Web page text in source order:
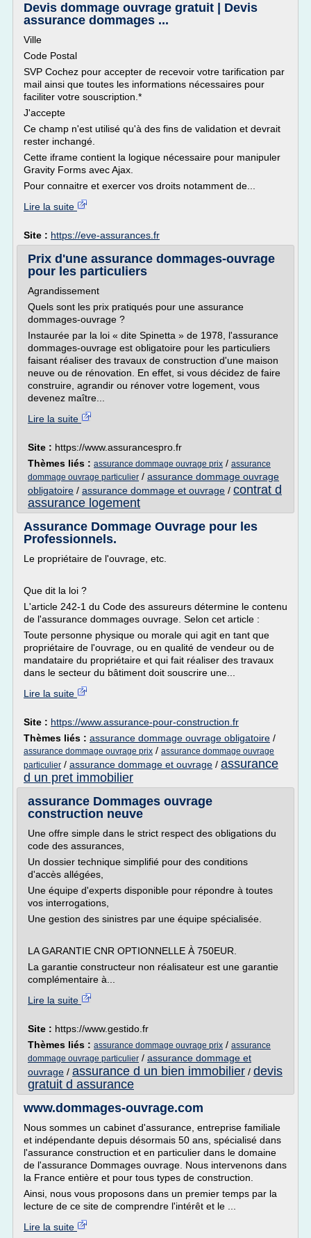
Devis dommage ouvrage gratuit | Devis
assurance dommages ...
Ville
Code Postal
SVP Cochez pour accepter de recevoir votre tarification par
mail ainsi que toutes les informations nécessaires pour
faciliter votre souscription.*
J'accepte
Ce champ n'est utilisé qu'à des fins de validation et devrait
rester inchangé.
Cette iframe contient la logique nécessaire pour manipuler
Gravity Forms avec Ajax.
Pour connaitre et exercer vos droits notamment de...
Lire la suite
Site : https://eve-assurances.fr
Prix d'une assurance dommages-ouvrage
pour les particuliers
Agrandissement
Quels sont les prix pratiqués pour une assurance
dommages-ouvrage ?
Instaurée par la loi « dite Spinetta » de 1978, l'assurance
dommages-ouvrage est obligatoire pour les particuliers
faisant réaliser des travaux de construction d'une maison
neuve ou de rénovation. En effet, si vous décidez de faire
construire, agrandir ou rénover votre logement, vous
devenez maître...
Lire la suite
Site : https://www.assurancespro.fr
Thèmes liés : assurance dommage ouvrage prix / assurance
dommage ouvrage particulier / assurance dommage ouvrage
obligatoire / assurance dommage et ouvrage / contrat d
assurance logement
Assurance Dommage Ouvrage pour les
Professionnels.
Le propriétaire de l'ouvrage, etc.
Que dit la loi ?
L'article 242-1 du Code des assureurs détermine le contenu
de l'assurance dommages ouvrage. Selon cet article :
Toute personne physique ou morale qui agit en tant que
propriétaire de l'ouvrage, ou en qualité de vendeur ou de
mandataire du propriétaire et qui fait réaliser des travaux
dans le secteur du bâtiment doit souscrire une...
Lire la suite
Site : https://www.assurance-pour-construction.fr
Thèmes liés : assurance dommage ouvrage obligatoire /
assurance dommage ouvrage prix / assurance dommage ouvrage
particulier / assurance dommage et ouvrage / assurance
d un pret immobilier
assurance Dommages ouvrage
construction neuve
Une offre simple dans le strict respect des obligations du
code des assurances,
Un dossier technique simplifié pour des conditions
d'accès allégées,
Une équipe d'experts disponible pour répondre à toutes
vos interrogations,
Une gestion des sinistres par une équipe spécialisée.
LA GARANTIE CNR OPTIONNELLE À 750EUR.
La garantie constructeur non réalisateur est une garantie
complémentaire à...
Lire la suite
Site : https://www.gestido.fr
Thèmes liés : assurance dommage ouvrage prix / assurance
dommage ouvrage particulier / assurance dommage et
ouvrage / assurance d un bien immobilier / devis
gratuit d assurance
www.dommages-ouvrage.com
Nous sommes un cabinet d'assurance, entreprise familiale
et indépendante depuis désormais 50 ans, spécialisé dans
l'assurance construction et en particulier dans le domaine
de l'assurance Dommages ouvrage. Nous intervenons dans
la France entière et pour tous types de construction.
Ainsi, nous vous proposons dans un premier temps par la
lecture de ce site de comprendre l'intérêt et le ...
Lire la suite